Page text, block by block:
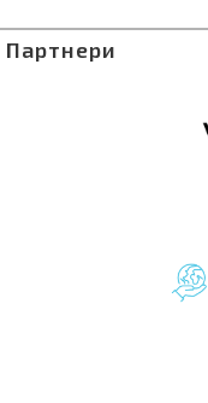
Партнери